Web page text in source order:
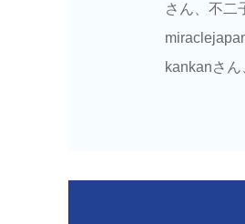
さん、不二
kankanさ